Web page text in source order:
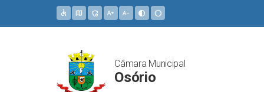
accessible map admin_panel_settings text_increase text_decrease contrast circle
Câmara Municipal
Osório